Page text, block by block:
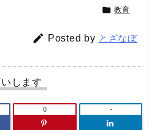
 教育
 Posted by とざなぼ
します
0 -